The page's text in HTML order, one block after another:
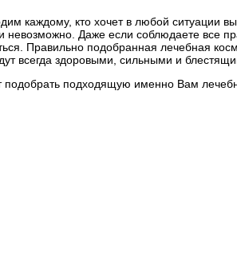
каждому, кто хочет в любой ситуации
невозможно. Даже если соблюдаете все
Правильно подобранная лечебная
всегда здоровыми, сильными и
подходящую именно Вам